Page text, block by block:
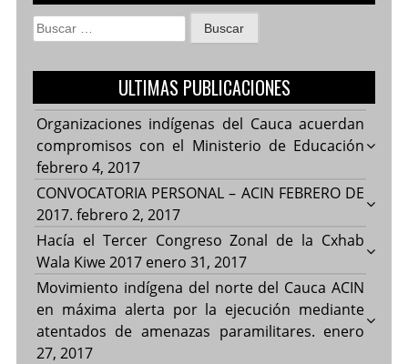
Buscar:
ULTIMAS PUBLICACIONES
Organizaciones indígenas del Cauca acuerdan
compromisos con el Ministerio de Educación
febrero 4, 2017
CONVOCATORIA PERSONAL – ACIN FEBRERO DE
2017. febrero 2, 2017
Hacía el Tercer Congreso Zonal de la Cxhab
Wala Kiwe 2017 enero 31, 2017
Movimiento indígena del norte del Cauca ACIN
en máxima alerta por la ejecución mediante
atentados de amenazas paramilitares. enero
27, 2017